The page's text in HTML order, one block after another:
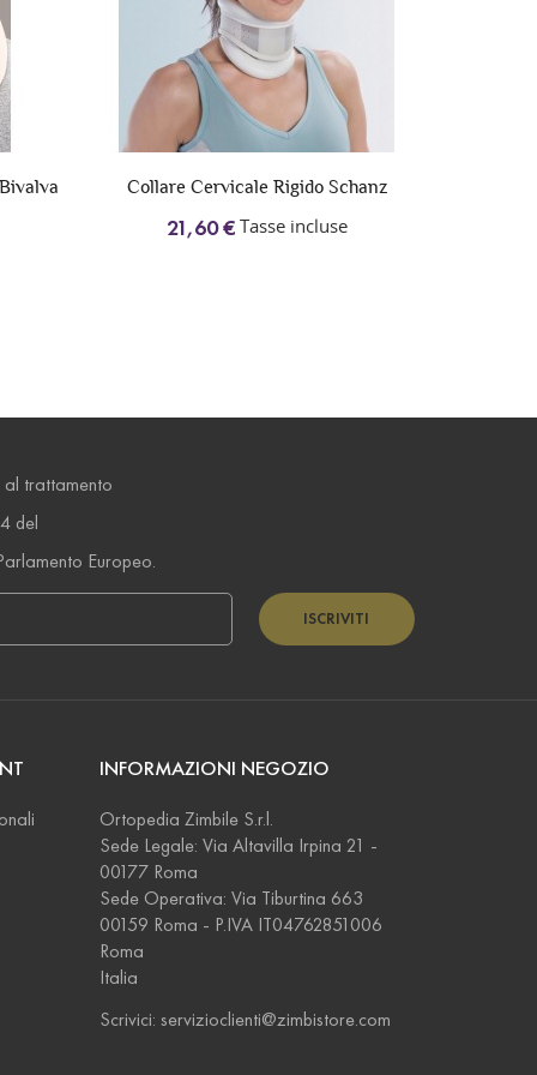
Collare Cervicale Rigido Schanz
21,60 € Tasse incluse
al trattamento
del
Europeo.
ISCRIVITI
INFORMAZIONI NEGOZIO
Ortopedia Zimbile S.r.l.
Sede Legale: Via Altavilla Irpina 21 -
00177 Roma
Sede Operativa: Via Tiburtina 663
00159 Roma - P.IVA IT04762851006
Roma
Italia
Scrivici:servizioclienti@zimbistore.com